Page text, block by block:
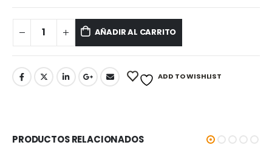
AÑADIR AL CARRITO
ADD TO WISHLIST
PRODUCTOS RELACIONADOS